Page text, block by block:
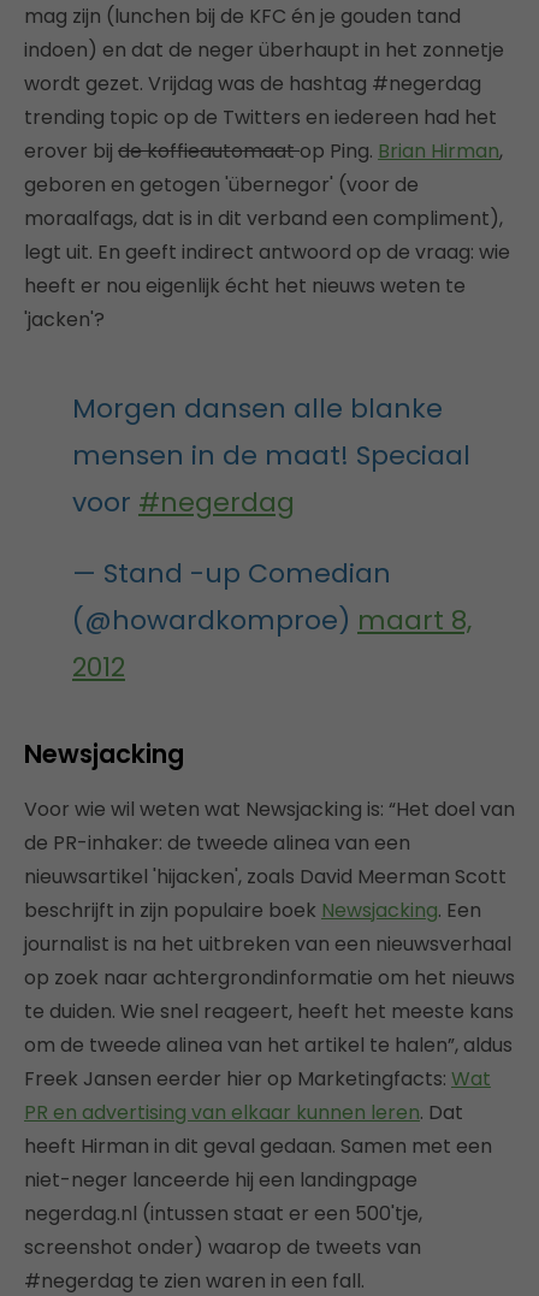
mag zijn (lunchen bij de KFC én je gouden tand
indoen) en dat de neger überhaupt in het zonnetje
wordt gezet. Vrijdag was de hashtag #negerdag
trending topic op de Twitters en iedereen had het
erover bij de koffieautomaatop Ping. Brian Hirman,
geboren en getogen 'übernegor' (voor de
moraalfags, dat is in dit verband een compliment),
legt uit. En geeft indirect antwoord op de vraag: wie
heeft er nou eigenlijk écht het nieuws weten te
'jacken'?
Morgen dansen alle blanke
mensen in de maat! Speciaal
voor #negerdag
— Stand -up Comedian
(@howardkomproe) maart 8,
2012
Newsjacking
Voor wie wil weten wat Newsjacking is: “Het doel van
de PR-inhaker: de tweede alinea van een
nieuwsartikel 'hijacken', zoals David Meerman Scott
beschrijft in zijn populaire boek Newsjacking. Een
journalist is na het uitbreken van een nieuwsverhaal
op zoek naar achtergrondinformatie om het nieuws
te duiden. Wie snel reageert, heeft het meeste kans
om de tweede alinea van het artikel te halen”, aldus
Freek Jansen eerder hier op Marketingfacts: Wat
PR en advertising van elkaar kunnen leren. Dat
heeft Hirman in dit geval gedaan. Samen met een
niet-neger lanceerde hij een landingpage
negerdag.nl (intussen staat er een 500'tje,
screenshot onder) waarop de tweets van
#negerdag te zien waren in een fall.